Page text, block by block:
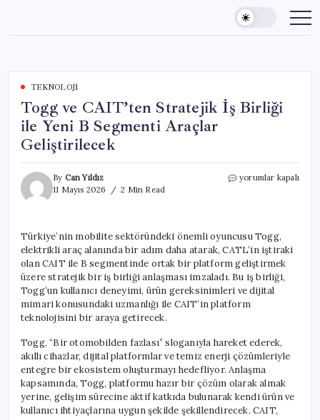
content
TEKNOLOJI
Togg ve CAIT’ten Stratejik İş Birliği
ile Yeni B Segmenti Araçlar
Geliştirilecek
By Can Yıldız
11 Mayıs 2026
2 Min Read
Togg
Birliği
ile
Yeni
B
Segmenti
Araçlar
Geliştirilecek
yorumlar kapalı
Türkiye’nin mobilite sektöründeki önemli oyuncusu Togg,
elektrikli araç alanında bir adım daha atarak, CATL’in iştiraki
olan CAIT ile B segmentinde ortak bir platform geliştirmek
üzere stratejik bir iş birliği anlaşması imzaladı. Bu iş birliği,
Togg’un kullanıcı deneyimi, ürün gereksinimleri ve dijital
mimari konusundaki uzmanlığı ile CAIT’in platform
teknolojisini bir araya getirecek.
Togg, “Bir otomobilden fazlası” sloganıyla hareket ederek,
akıllı cihazlar, dijital platformlar ve temiz enerji çözümleriyle
entegre bir ekosistem oluşturmayı hedefliyor. Anlaşma
kapsamında, Togg, platformu hazır bir çözüm olarak almak
yerine, gelişim sürecine aktif katkıda bulunarak kendi ürün ve
kullanıcı ihtiyaçlarına uygun şekilde şekillendirecek. CAIT,